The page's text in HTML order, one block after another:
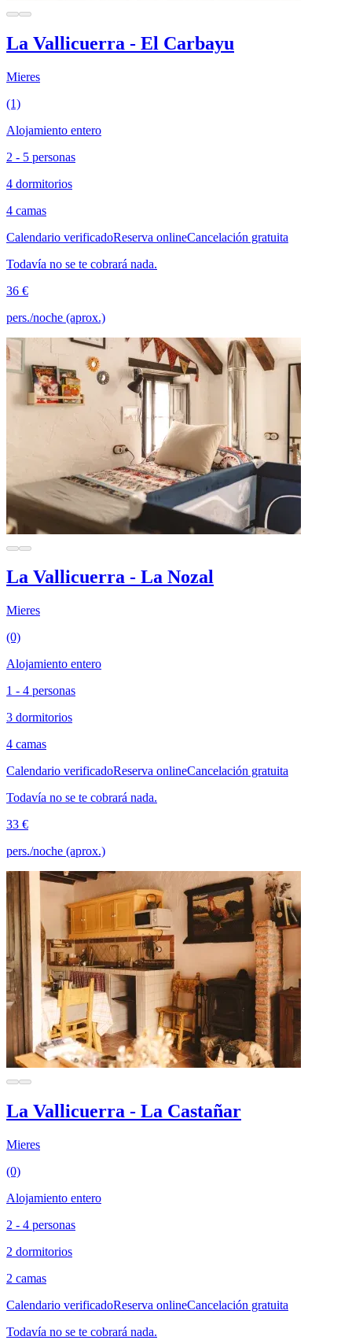
La Vallicuerra - El Carbayu
Mieres
(1)
Alojamiento entero
2 - 5 personas
4 dormitorios
4 camas
Calendario verificadoReserva onlineCancelación gratuita
Todavía no se te cobrará nada.
36 €
pers./noche (aprox.)
La Vallicuerra - La Nozal
Mieres
(0)
Alojamiento entero
1 - 4 personas
3 dormitorios
4 camas
Calendario verificadoReserva onlineCancelación gratuita
Todavía no se te cobrará nada.
33 €
pers./noche (aprox.)
La Vallicuerra - La Castañar
Mieres
(0)
Alojamiento entero
2 - 4 personas
2 dormitorios
2 camas
Calendario verificadoReserva onlineCancelación gratuita
Todavía no se te cobrará nada.